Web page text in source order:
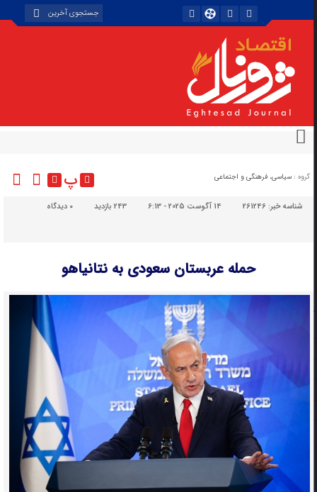
گروه : سیاسی، فرهنگی و اجتماعی پ
شناسه خبر:261246 14 آگوست 2025 - 6:13 243 بازدید دیدگاه
حمله عربستان سعودی به نتانیاهو